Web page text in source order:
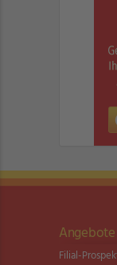
Angebote
Filial-